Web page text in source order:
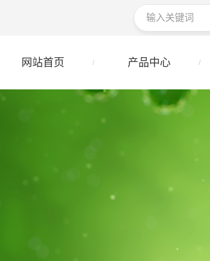
网站首页 产品中心